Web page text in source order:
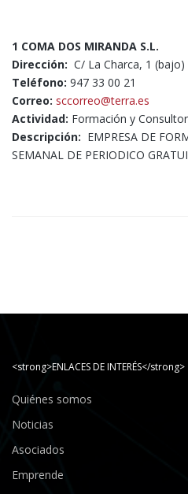
1 COMA DOS MIRANDA S.L.
Dirección: C/ La Charca, 1
Teléfono: 947 33 00 21
Correo: sccorreo@terra.es
Actividad: Formación y
Descripción: EMPRESA DE
SEMANAL DE PERIODICO
<strong>ENLACES DE INTERÉS</strong>
Quiénes somos
Noticias
Asociados
Emprende